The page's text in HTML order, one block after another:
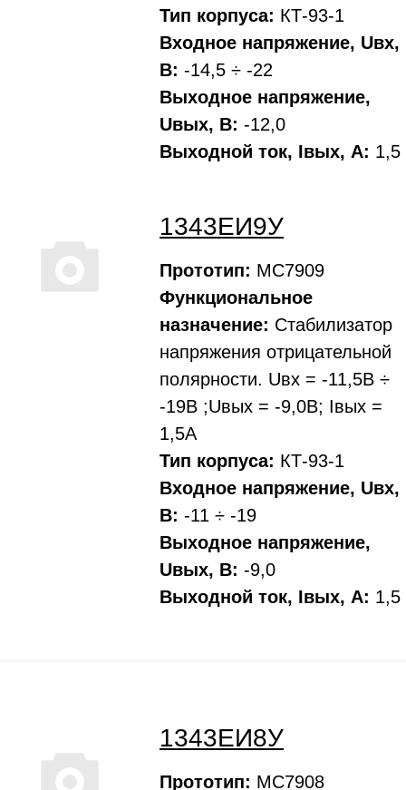
Тип корпуса: КТ-93-1
Входное напряжение, Uвх,
В: -14,5 ÷ -22
Выходное напряжение,
Uвых, В: -12,0
Выходной ток, Iвых, A: 1,5
1343ЕИ9У
Прототип: MC7909
Функциональное
назначение: Стабилизатор
напряжения отрицательной
полярности. Uвх = -11,5В ÷
-19В ;Uвых = -9,0В; Iвых =
1,5А
Тип корпуса: КТ-93-1
Входное напряжение, Uвх,
В: -11 ÷ -19
Выходное напряжение,
Uвых, В: -9,0
Выходной ток, Iвых, A: 1,5
1343ЕИ8У
Прототип: MC7908